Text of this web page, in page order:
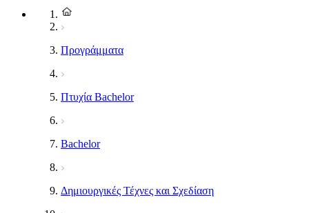
Προγράμματα
Πτυχία Bachelor
Bachelor
Δημιουργικές Τέχνες και Σχεδίαση